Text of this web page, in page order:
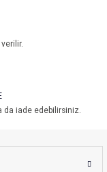
da iade edebilirsiniz.